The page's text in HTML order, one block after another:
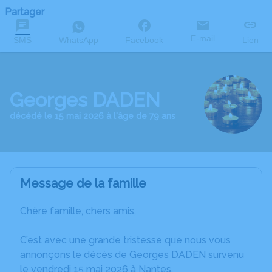
Partager
SMS WhatsApp Facebook E-mail Lien
Georges DADEN
décédé le 15 mai 2026 à l'âge de 79 ans
Message de la famille
Chère famille, chers amis,
C’est avec une grande tristesse que nous vous
annonçons le décès de Georges DADEN survenu
le vendredi 15 mai 2026 à Nantes.